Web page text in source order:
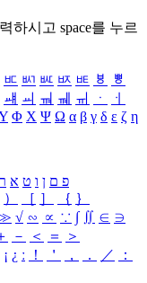
하시고 space를 누르
ㅳ ㅴ ㅵ ㅶ ㅷ ㅸ
ㅹ
ㆈ ㆉ ㆊ ㆋ ㆌ ㆍ
ㆎ
Φ Χ Ψ Ω α β γ δ ε ζ η
פ ם ן ו ט א ר
） ［ ］ ｛ ｝
√ ∽ ∝ ∵ ∫ ∬ ∈ ∋
－ ＜ ＝
＞
¡ ¿ ː ！ ＇ ， ． ／
：